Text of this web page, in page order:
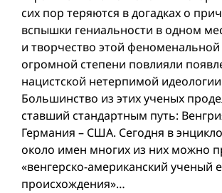
сих пор теряются в догадках о
вспышки гениальности в одном
и творчество этой
огромной степени повлияли
нацистской нетерпимой
Большинство из этих ученых
ставший стандартным путь:
Германия – США. Сегодня в
около имен многих из них можно
«венгерско-американский ученый
происхождения»…